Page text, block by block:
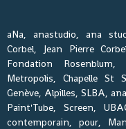
aNa, anastudio, ana
Corbel, Jean Pierre
Fondation
Metropolis, Chapelle St
Genève, Alpilles, SLBA,
Paint'Tube, Screen,
contemporain, pour,